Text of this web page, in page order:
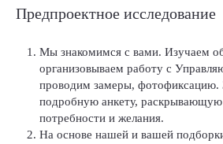
Предпроектное исследование
Мы знакомимся с вами. Изучаем
организовываем работу с
проводим замеры, фотофиксацию.
подробную анкету,
потребности и желания.
На основе нашей и вашей